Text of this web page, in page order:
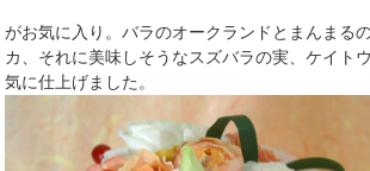
がお気に入り。バラのオークランドとまんまる
カ、それに美味しそうなスズバラの実、ケイト
気に仕上げました。